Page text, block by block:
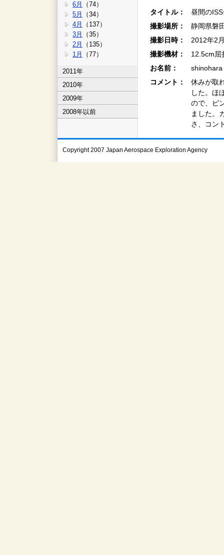
6月
（74）
5月
（34）
4月
（137）
3月
（35）
2月
（135）
1月
（77）
2011年
2010年
2009年
2008年以前
タイトル：
昼間の
撮影場所：
静岡県磐
撮影日時：
2012年2
撮影機材：
12.5cm屈
お名前：
shinohara
コメント：
休みが取
した。ほ
ので、ピ
ました。
さ、コン
Copyright 2007 Japan Aerospace Exploration Agency